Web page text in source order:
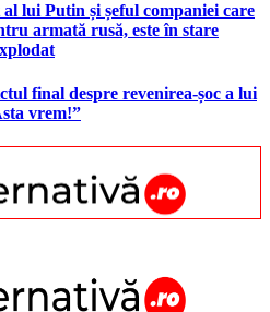
lui Putin și șeful companiei care
armată rusă, este în stare
final despre revenirea-șoc a lui
vrem!”